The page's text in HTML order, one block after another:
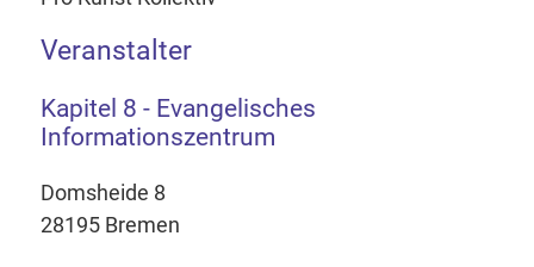
Veranstalter
Kapitel 8 - Evangelisches
Informationszentrum
Domsheide 8
28195 Bremen